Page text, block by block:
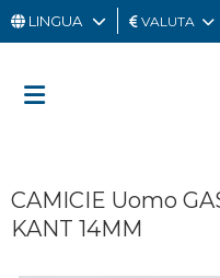
UOMO
CARD
LINGUA VALUTA
CAMICIE Uomo
KANT 14MM